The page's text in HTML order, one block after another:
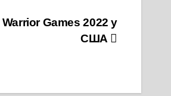
Games 2022 у
США